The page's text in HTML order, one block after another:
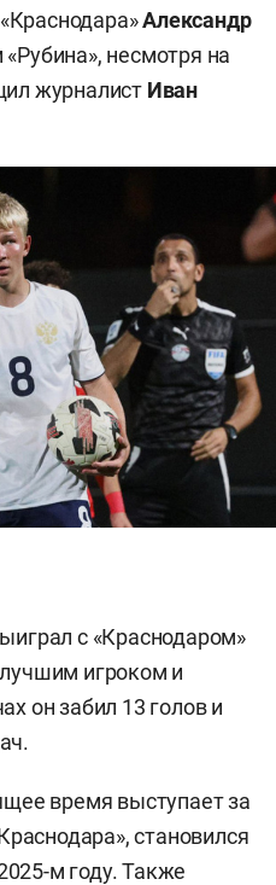
Александр
несмотря на
журналист Иван
с «Краснодаром»
игроком и
он забил 13 голов и
время выступает за
становился
м году. Также